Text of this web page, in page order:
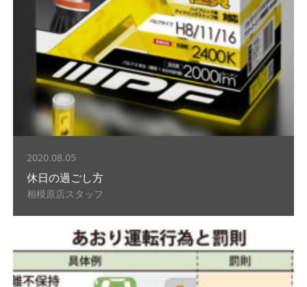
2020.08.05
休日の過ごし方
相模原店スタッフ